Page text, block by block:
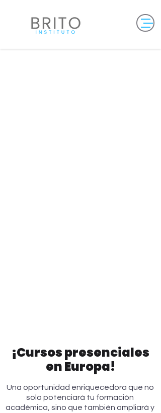
¡Cursos presenciales
en Europa!
Una oportunidad enriquecedora que no
solo potenciará tu formación
académica, sino que también ampliará y